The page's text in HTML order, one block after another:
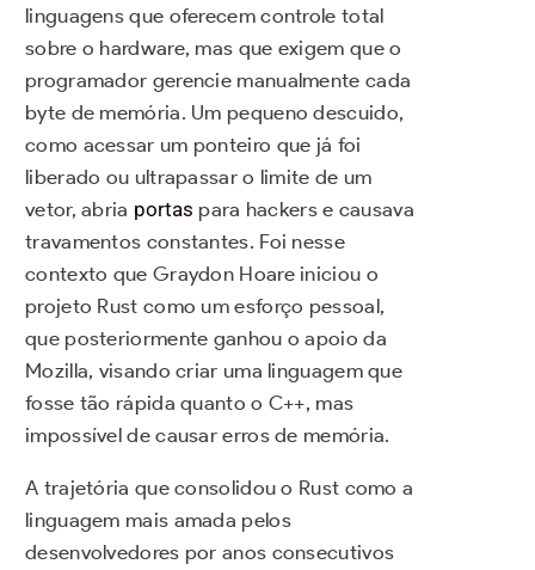
linguagens que oferecem controle total
sobre o hardware, mas que exigem que o
programador gerencie manualmente cada
byte de memória. Um pequeno descuido,
como acessar um ponteiro que já foi
liberado ou ultrapassar o limite de um
vetor, abria portas para hackers e causava
travamentos constantes. Foi nesse
contexto que Graydon Hoare iniciou o
projeto Rust como um esforço pessoal,
que posteriormente ganhou o apoio da
Mozilla, visando criar uma linguagem que
fosse tão rápida quanto o C++, mas
impossível de causar erros de memória.
A trajetória que consolidou o Rust como a
linguagem mais amada pelos
desenvolvedores por anos consecutivos